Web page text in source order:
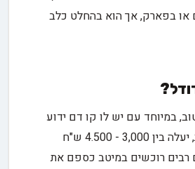
או בפארק, אך הוא בהחלט כלב
במיוחד עם יש לו קו דם ידוע
למניעת מחלות גנטיות, יעלה בין 3,000 - 4.500 ש"ח
רבים רוכשים במיטב כספם את